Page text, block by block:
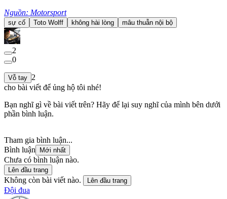
Nguồn: Motorsport
sự cố Toto Wolff không hài lòng mâu thuẫn nội bộ
2
0
Vỗ tay 2
cho bài viết để ủng hộ tôi nhé!
Bạn nghĩ gì về bài viết trên? Hãy để lại suy nghĩ của mình bên dưới
phần bình luận.
Tham gia bình luận...
Bình luận
Mới nhất
Chưa có bình luận nào.
Lên đầu trang
Không còn bài viết nào. Lên đầu trang
Đội đua